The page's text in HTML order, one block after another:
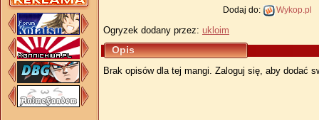
Dodaj do: Wykop.pl
Ogryzek dodany przez: ukloim
Opis
Brak opisów dla tej mangi. Zaloguj się, aby dodać